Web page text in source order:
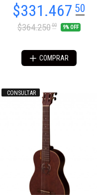
$364.25000 9% OFF
COMPRAR
CONSULTAR